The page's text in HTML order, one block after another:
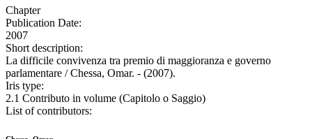
Chapter
Publication Date:
2007
Short description:
La difficile convivenza tra premio di maggioranza e governo
parlamentare / Chessa, Omar. - (2007).
Iris type:
2.1 Contributo in volume (Capitolo o Saggio)
List of contributors: